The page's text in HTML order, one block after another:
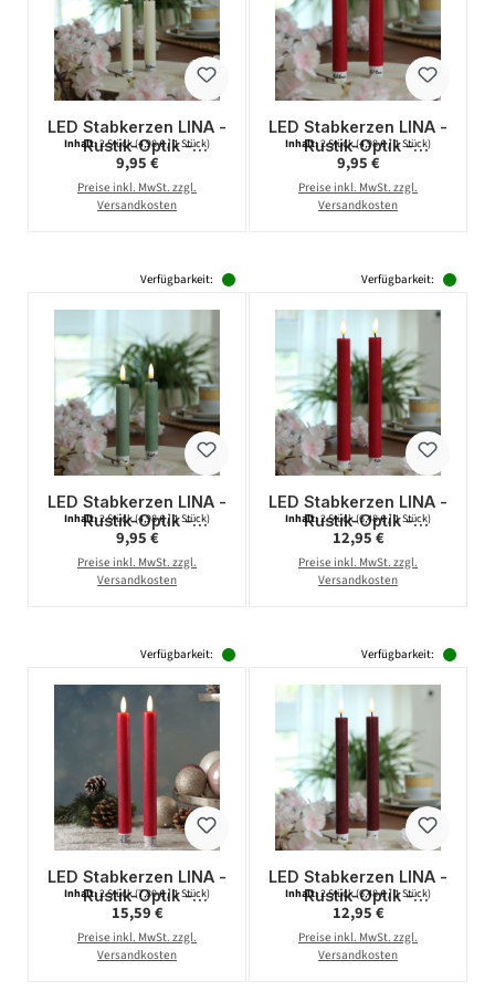
LED Stabkerzen LINA -
Rustik-Optik -
Echtwachs - 3D
Flamme - H: 16cm -
Timer - creme - 2er
Inhalt:2 Stück(4,98 € / 1 Stück)
Regulärer Preis:
9,95 €
Preise inkl. MwSt. zzgl.
Versandkosten
LED Stabkerzen LINA -
Rustik-Optik -
Echtwachs - 3D
Flamme - H: 16cm -
Timer - rot - 2er Set
Inhalt:2 Stück(4,98 € / 1 Stück)
Regulärer Preis:
9,95 €
Preise inkl. MwSt. zzgl.
Versandkosten
Verfügbarkeit:
LED Stabkerzen LINA -
Rustik-Optik -
Echtwachs - 3D
Flamme - H: 16cm -
Timer - grün - 2er Set
Inhalt:2 Stück(4,98 € / 1 Stück)
Regulärer Preis:
9,95 €
Preise inkl. MwSt. zzgl.
Versandkosten
Verfügbarkeit:
LED Stabkerzen LINA -
Rustik-Optik -
Echtwachs - 3D
Flamme - H: 24cm -
Timer - rot - 2er Set
Inhalt:2 Stück(6,48 € / 1 Stück)
Regulärer Preis:
12,95 €
Preise inkl. MwSt. zzgl.
Versandkosten
Verfügbarkeit:
LED Stabkerzen LINA -
Rustik-Optik -
Echtwachs - 3D
Flamme - H: 24cm -
Timer - rot - 2er Set
Inhalt:2 Stück(7,80 € / 1 Stück)
Regulärer Preis:
15,59 €
Preise inkl. MwSt. zzgl.
Versandkosten
Verfügbarkeit:
LED Stabkerzen LINA -
Rustik-Optik -
Echtwachs - 3D
Flamme - H: 24cm -
Timer - bordeauxrot -
Inhalt:2 Stück(6,48 € / 1 Stück)
Regulärer Preis:
12,95 €
Preise inkl. MwSt. zzgl.
Versandkosten